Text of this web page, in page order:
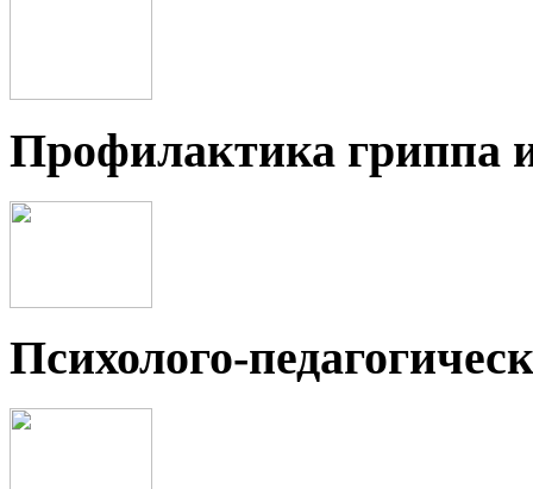
Профилактика
Психолого-